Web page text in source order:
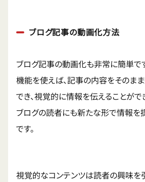
ブログ記事の動画化方法
ブログ記事の動画化も非常に簡単で
機能を使えば、記事の内容をそのま
でき、視覚的に情報を伝えることがで
ブログの読者にも新たな形で情報を
です。
視覚的なコンテンツは読者の興味を